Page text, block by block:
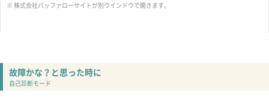
※ 株式会社バッファローサイトが別ウインドウで開きます。
故障かな？と思った時に
自己診断モード